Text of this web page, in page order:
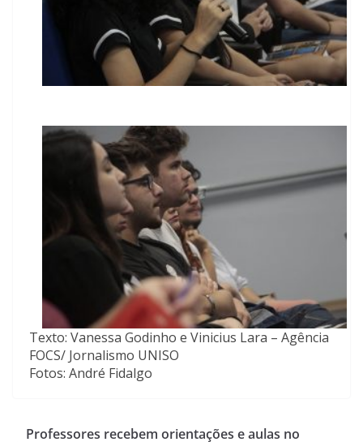
Texto: Vanessa Godinho e Vinicius Lara – Agência
FOCS/ Jornalismo UNISO
Fotos: André Fidalgo
Professores recebem orientações e aulas no